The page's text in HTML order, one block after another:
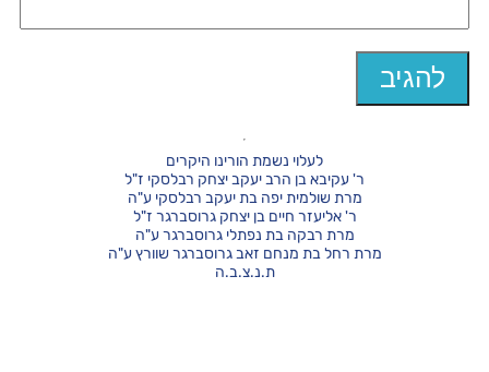
לעלוי נשמת הורינו היקרים
ר' עקיבא בן הרב יעקב יצחק רבלסקי ז"ל
מרת שולמית יפה בת יעקב רבלסקי ע"ה
ר' אליעזר חיים בן יצחק גרוסברגר ז"ל
מרת רבקה בת נפתלי גרוסברגר ע"ה
מרת רחל בת מנחם זאב גרוסברגר שוורץ ע"ה
ת.נ.צ.ב.ה